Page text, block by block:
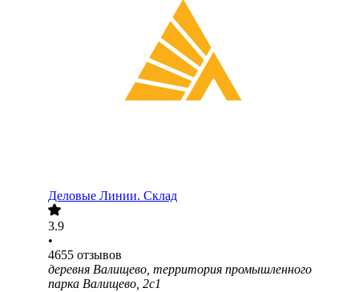
Деловые Линии. Склад
3.9
•
4655 отзывов
деревня Валищево, территория промышленного
парка Валищево, 2с1